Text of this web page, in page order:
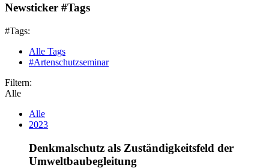
Newsticker #Tags
#Tags:
Alle Tags
#Artenschutzseminar
Filtern:
Alle
Alle
2023
Denkmalschutz als Zuständigkeitsfeld der
Umweltbaubegleitung